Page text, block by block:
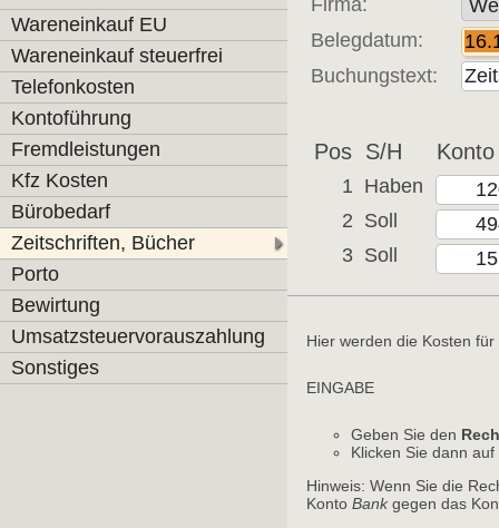
Wareneinkauf EU
Wareneinkauf steuerfrei
Telefonkosten
Kontoführung
Fremdleistungen
Kfz Kosten
Bürobedarf
Zeitschriften, Bücher
Porto
Bewirtung
Umsatzsteuervorauszahlung
Sonstiges
Firma:
Belegdatum:
Buchungstext:
Pos S/H Konto
1 Haben
2 Soll
3 Soll
Hier werden die Kosten
EINGABE
Geben Sie den
Klicken Sie dann auf
Hinweis: Wenn Sie die
KontoBankgegen das